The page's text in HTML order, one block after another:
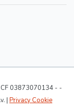
CF 03873070134 - -
| Privacy Cookie